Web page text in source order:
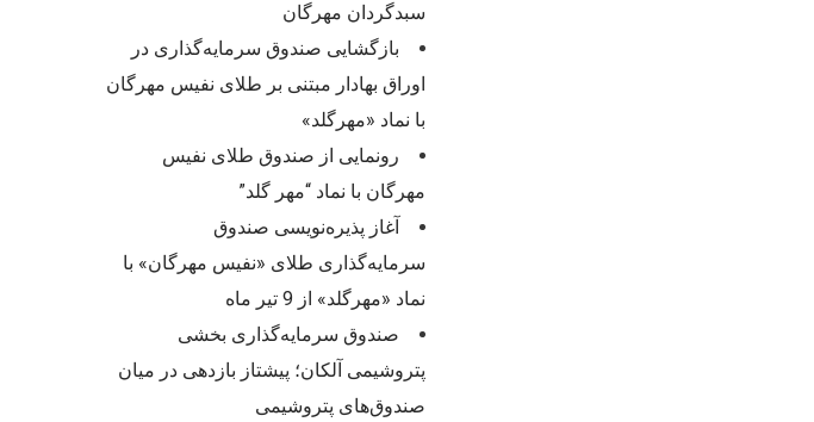
سبدگردان مهرگان
بازگشایی صندوق سرمایه‌گذاری در
اوراق بهادار مبتنی بر طلای نفیس مهرگان
با نماد «مهرگلد»
رونمایی از صندوق طلای نفیس
مهرگان با نماد “مهر گلد”
آغاز پذیره‌نویسی صندوق
سرمایه‌گذاری طلای «نفیس مهرگان» با
نماد «مهرگلد» از 9 تیر ماه
صندوق سرمایه‌گذاری بخشی
پتروشیمی آلکان؛ پیشتاز بازدهی در میان
صندوق‌های پتروشیمی